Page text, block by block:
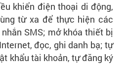
khiển điện thoại di động,
từ xa để thực hiện các
SMS; mở khóa thiết bị
đọc, ghi danh bạ; tự
khẩu tài khoản, tự đăng ký